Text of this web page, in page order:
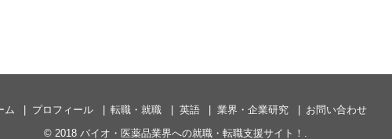
ム プロフィール 転職・就職 英語 業界・企業研究
お問い合わせ
© 2018 バイオ・医薬品業界への就職・転職支援サイト！